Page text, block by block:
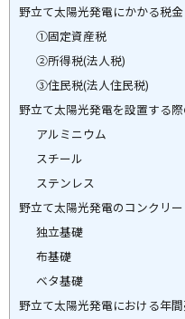
野立て太陽光発電にかかる税金
①固定資産税
②所得税(法人税)
③住民税(法人住民税)
野立て太陽光発電を設置する
アルミニウム
スチール
ステンレス
野立て太陽光発電のコンクリ
独立基礎
布基礎
ベタ基礎
野立て太陽光発電における年